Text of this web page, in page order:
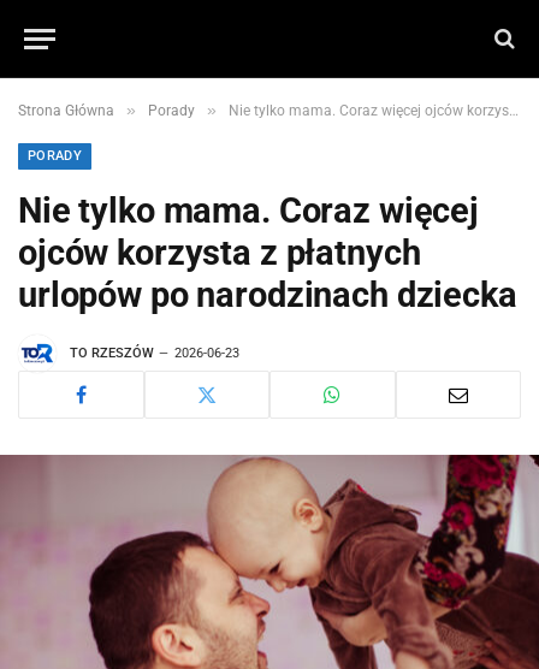
Strona Główna » Porady » Nie tylko mama. Coraz więcej ojców korzysta z płatnych urlopów po narodzinach dziecka
PORADY
Nie tylko mama. Coraz więcej
ojców korzysta z płatnych
urlopów po narodzinach dziecka
TO RZESZÓW 2026-06-23